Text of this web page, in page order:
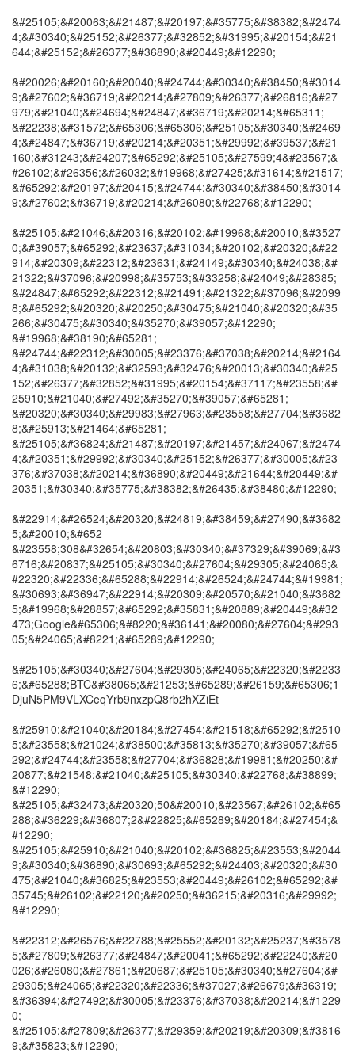
&#25105;&#20063;&#21487;&#20197;&#35775;&#38382;&#2474
4;&#30340;&#25152;&#26377;&#32852;&#31995;&#20154;&#21
644;&#25152;&#26377;&#36890;&#20449;&#12290;
&#20026;&#20160;&#20040;&#24744;&#30340;&#38450;&#3014
9;&#27602;&#36719;&#20214;&#27809;&#26377;&#26816;&#27
979;&#21040;&#24694;&#24847;&#36719;&#20214;&#65311;
&#22238;&#31572;&#65306;&#65306;&#25105;&#30340;&#2469
4;&#24847;&#36719;&#20214;&#20351;&#29992;&#39537;&#21
160;&#31243;&#24207;&#65292;&#25105;&#27599;4&#23567;&
#26102;&#26356;&#26032;&#19968;&#27425;&#31614;&#21517;
&#65292;&#20197;&#20415;&#24744;&#30340;&#38450;&#3014
9;&#27602;&#36719;&#20214;&#26080;&#22768;&#12290;
&#25105;&#21046;&#20316;&#20102;&#19968;&#20010;&#3527
0;&#39057;&#65292;&#23637;&#31034;&#20102;&#20320;&#22
914;&#20309;&#22312;&#23631;&#24149;&#30340;&#24038;&#
21322;&#37096;&#20998;&#35753;&#33258;&#24049;&#28385;
&#24847;&#65292;&#22312;&#21491;&#21322;&#37096;&#2099
8;&#65292;&#20320;&#20250;&#30475;&#21040;&#20320;&#35
266;&#30475;&#30340;&#35270;&#39057;&#12290;
&#19968;&#38190;&#65281;
&#24744;&#22312;&#30005;&#23376;&#37038;&#20214;&#2164
4;&#31038;&#20132;&#32593;&#32476;&#20013;&#30340;&#25
152;&#26377;&#32852;&#31995;&#20154;&#37117;&#23558;&#
25910;&#21040;&#27492;&#35270;&#39057;&#65281;
&#20320;&#30340;&#29983;&#27963;&#23558;&#27704;&#3682
8;&#25913;&#21464;&#65281;
&#25105;&#36824;&#21487;&#20197;&#21457;&#24067;&#2474
4;&#20351;&#29992;&#30340;&#25152;&#26377;&#30005;&#23
376;&#37038;&#20214;&#36890;&#20449;&#21644;&#20449;&#
20351;&#30340;&#35775;&#38382;&#26435;&#38480;&#12290;
&#22914;&#26524;&#20320;&#24819;&#38459;&#27490;&#3682
5;&#20010;&#652
&#23558;308&#32654;&#20803;&#30340;&#37329;&#39069;&#3
6716;&#20837;&#25105;&#30340;&#27604;&#29305;&#24065;&
#22320;&#22336;&#65288;&#22914;&#26524;&#24744;&#19981;
&#30693;&#36947;&#22914;&#20309;&#20570;&#21040;&#3682
5;&#19968;&#28857;&#65292;&#35831;&#20889;&#20449;&#32
473;Google&#65306;&#8220;&#36141;&#20080;&#27604;&#293
05;&#24065;&#8221;&#65289;&#12290;
&#25105;&#30340;&#27604;&#29305;&#24065;&#22320;&#2233
6;&#65288;BTC&#38065;&#21253;&#65289;&#26159;&#65306;1
DjuN5PM9VLXCeqYrb9nxzpQ8rb2hXZiEt
&#25910;&#21040;&#20184;&#27454;&#21518;&#65292;&#2510
5;&#23558;&#21024;&#38500;&#35813;&#35270;&#39057;&#65
292;&#24744;&#23558;&#27704;&#36828;&#19981;&#20250;&#
20877;&#21548;&#21040;&#25105;&#30340;&#22768;&#38899;
&#12290;
&#25105;&#32473;&#20320;50&#20010;&#23567;&#26102;&#65
288;&#36229;&#36807;2&#22825;&#65289;&#20184;&#27454;&
#12290;
&#25105;&#25910;&#21040;&#20102;&#36825;&#23553;&#2044
9;&#30340;&#36890;&#30693;&#65292;&#24403;&#20320;&#30
475;&#21040;&#36825;&#23553;&#20449;&#26102;&#65292;&#
35745;&#26102;&#22120;&#20250;&#36215;&#20316;&#29992;
&#12290;
&#22312;&#26576;&#22788;&#25552;&#20132;&#25237;&#3578
5;&#27809;&#26377;&#24847;&#20041;&#65292;&#22240;&#20
026;&#26080;&#27861;&#20687;&#25105;&#30340;&#27604;&#
29305;&#24065;&#22320;&#22336;&#37027;&#26679;&#36319;
&#36394;&#27492;&#30005;&#23376;&#37038;&#20214;&#1229
0;
&#25105;&#27809;&#26377;&#29359;&#20219;&#20309;&#3816
9;&#35823;&#12290;